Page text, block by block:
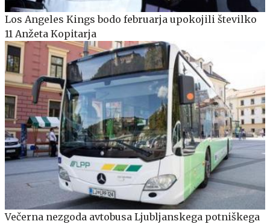
Los Angeles Kings bodo februarja upokojili številko
11 Anžeta Kopitarja
Večerna nezgoda avtobusa Ljubljanskega potniškega